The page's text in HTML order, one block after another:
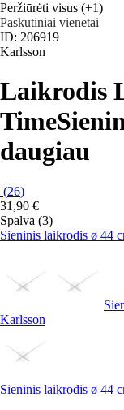
Peržiūrėti visus (+1)
Paskutiniai vienetai
ID: 206919
Karlsson
Laikrodis
Time
daugiau
(26)
31,90 €
Spalva (3)
Sieninis laikrodis ø 44
Karlsson
Sieninis laikrodis ø 44